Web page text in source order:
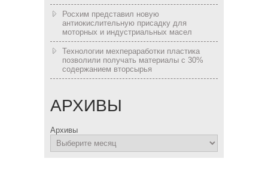
Росхим представил новую
антиокислительную присадку для
моторных и индустриальных масел
Технологии мехпераработки пластика
позволили получать материалы с 30%
содержанием вторсырья
АРХИВЫ
Архивы